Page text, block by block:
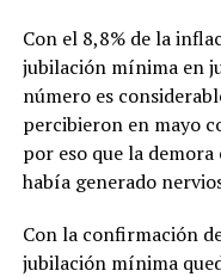
Con el 8,8% de la
jubilación mínima en
número es
percibieron en mayo
por eso que la
había generado
Con la confirmación
jubilación mínima